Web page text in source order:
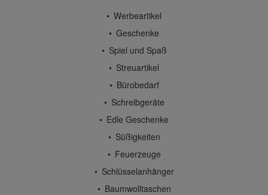
Werbeartikel
Geschenke
Spiel und Spaß
Streuartikel
Bürobedarf
Schreibgeräte
Edle Geschenke
Süßigkeiten
Feuerzeuge
Schlüsselanhänger
Baumwolltaschen